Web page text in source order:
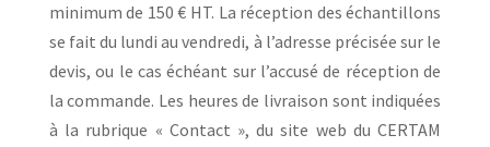
minimum de 150 € HT. La réception des échantillons
se fait du lundi au vendredi, à l’adresse précisée sur le
devis, ou le cas échéant sur l’accusé de réception de
la commande. Les heures de livraison sont indiquées
à la rubrique « Contact », du site web du CERTAM